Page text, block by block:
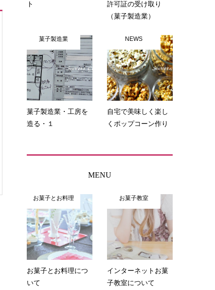
ト
許可証の受け取り
（菓子製造業）
菓子製造業
菓子製造業・工房を
造る・１
NEWS
自宅で美味しく楽し
くポップコーン作り
MENU
お菓子とお料理
お菓子とお料理につ
いて
お菓子教室
インターネットお菓
子教室について